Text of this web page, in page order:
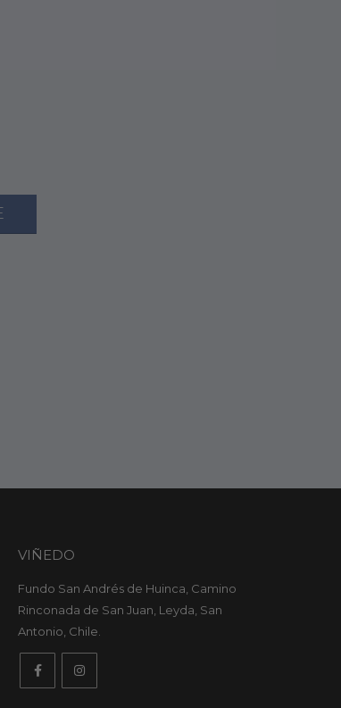
VIÑEDO
Fundo San Andrés de Huinca, Camino
Rinconada de San Juan, Leyda, San
Antonio, Chile.